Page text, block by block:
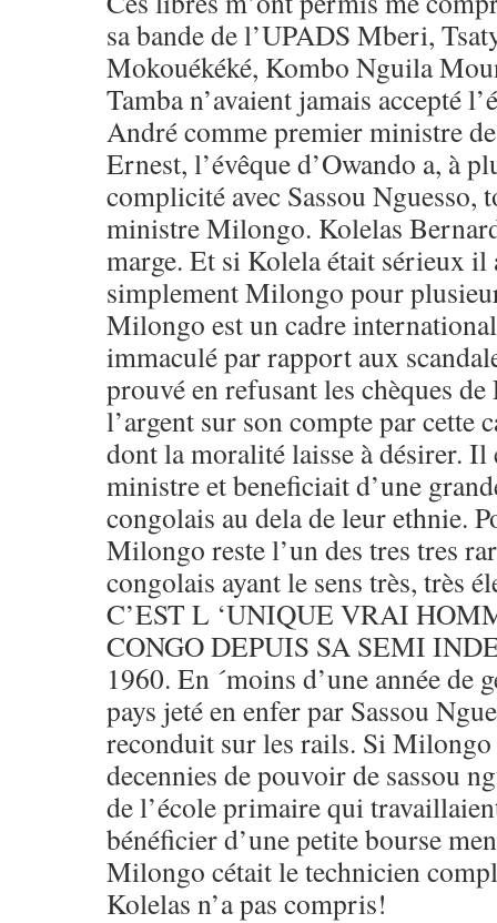
sa bande de l’UPADS Mberi,
Mokouékéké, Kombo Nguila
Tamba n’avaient jamais accepté
André comme premier ministre
Ernest, l’évêque d’Owando a, à
complicité avec Sassou
ministre Milongo. Kolelas
marge. Et si Kolela était sérieux
simplement Milongo pour
Milongo est un cadre
immaculé par rapport aux
prouvé en refusant les chèques
l’argent sur son compte par cette
dont la moralité laisse à désirer.
ministre et beneficiait d’une
congolais au dela de leur ethnie.
Milongo reste l’un des tres tres
congolais ayant le sens très, très
C’EST L ‘UNIQUE VRAI
CONGO DEPUIS SA SEMI
1960. En ´moins d’une année de
pays jeté en enfer par Sassou
reconduit sur les rails. Si
decennies de pouvoir de sassou
de l’école primaire qui
bénéficier d’une petite bourse
Milongo cétait le technicien
Kolelas n’a pas compris!